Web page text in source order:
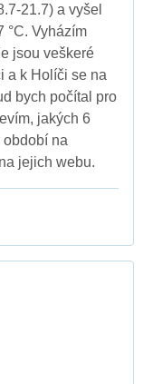
21.7) a vyšel
°C. Vyházím
jsou veškeré
a k Holíči se na
bych počítal pro
jakých 6
na
jejich webu.